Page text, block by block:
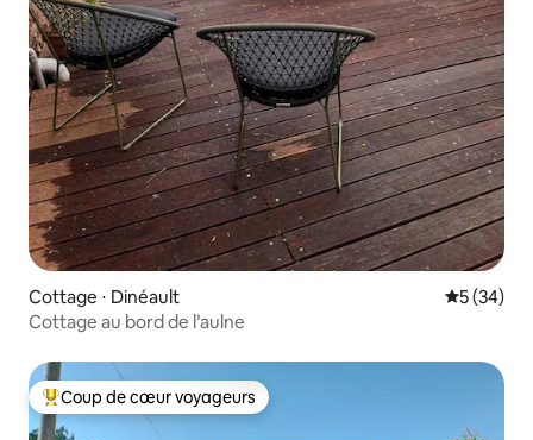
Cottage ⋅ Dinéault
5 (34)
Cottage au bord de l’aulne
Coups de cœur voyageurs les plus appréciés
Coup de cœur voyageurs